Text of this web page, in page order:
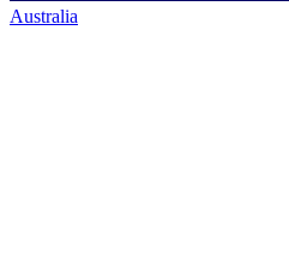
Australia